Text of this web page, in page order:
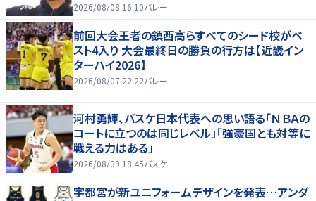
2026/08/08 16:10バレー
前回大会王者の鎮西高らすべてのシード校がベ
スト4入り 大会最終日の勝負の行方は【近畿イン
ターハイ2026】
2026/08/07 22:22バレー
河村勇輝、バスケ日本代表への思い語る「ＮＢＡの
コートに立つのは同じレベル」「強豪国とも対等に
戦える力はある」
2026/08/09 18:45バスケ
宇都宮が新ユニフォームデザインを発表…アンダ